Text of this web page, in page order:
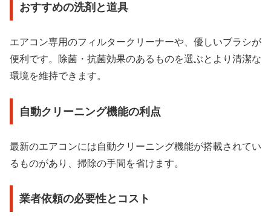
おすすめの洗剤と道具
エアコン専用のフィルタークリーナーや、優しいブラシが
便利です。除菌・抗菌効果のあるものを選ぶとより清潔な
環境を維持できます。
自動クリーニング機能の利点
最新のエアコンには自動クリーニング機能が搭載されてい
るものがあり、掃除の手間を省けます。
業者依頼の必要性とコスト